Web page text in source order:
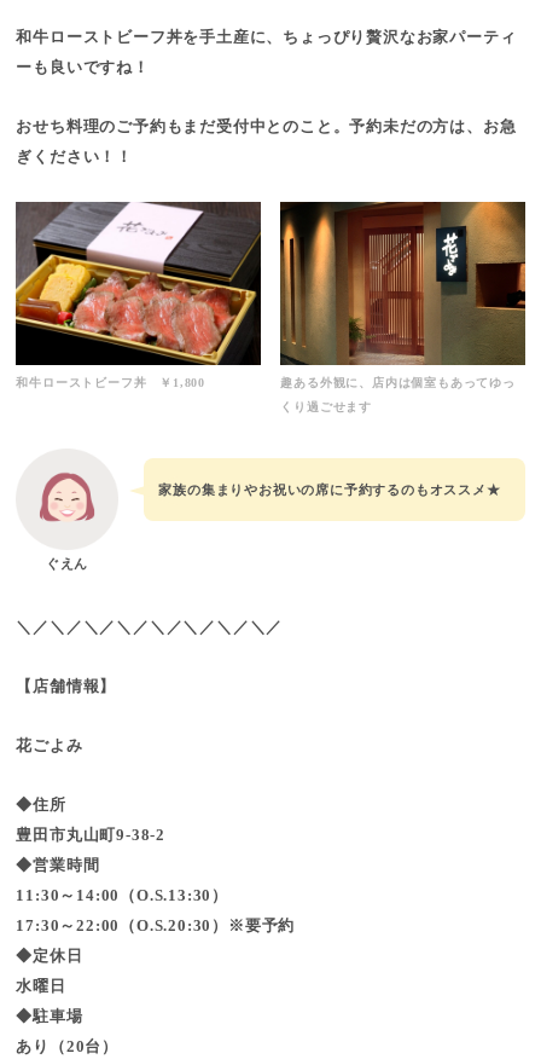
和牛ローストビーフ丼を手土産に、ちょっぴり贅沢なお家パーティ
ーも良いですね！
おせち料理のご予約もまだ受付中とのこと。予約未だの方は、お急
ぎください！！
和牛ローストビーフ丼 ￥1,800
趣ある外観に、店内は個室もあってゆっ
くり過ごせます
ぐえん
家族の集まりやお祝いの席に予約するのもオススメ★
＼／＼／＼／＼／＼／＼／＼／＼／
【店舗情報】
花ごよみ
◆住所
豊田市丸山町9-38-2
◆営業時間
11:30～14:00（O.S.13:30）
17:30～22:00（O.S.20:30）※要予約
◆定休日
水曜日
◆駐車場
あり（20台）